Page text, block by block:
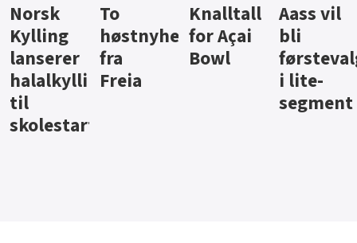
Knalltall
for Açai
Bowl
Aass vil
bli
førstevalg
i lite-
Brus og
jus fra
Berentsen
Hard
iste fra
Hansa